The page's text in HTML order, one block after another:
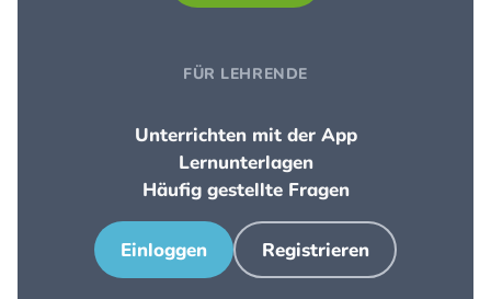
FÜR LEHRENDE
Unterrichten mit der App
Lernunterlagen
Häufig gestellte Fragen
Einloggen Registrieren